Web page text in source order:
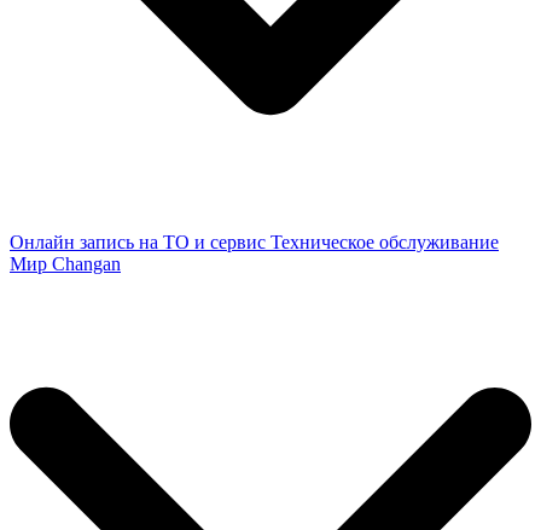
Онлайн запись на ТО и сервис Техническое обслуживание
Мир Changan